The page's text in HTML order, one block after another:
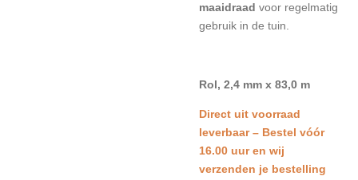
maaidraad voor regelmatig
gebruik in de tuin.
Rol, 2,4 mm x 83,0 m
Direct uit voorraad
leverbaar – Bestel vóór
16.00 uur en wij
verzenden je bestelling